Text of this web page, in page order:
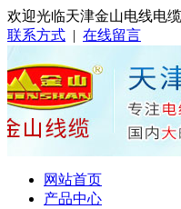
欢迎光临天津金山电线电
联系方式 | 在线留言
网站首页
产品中心